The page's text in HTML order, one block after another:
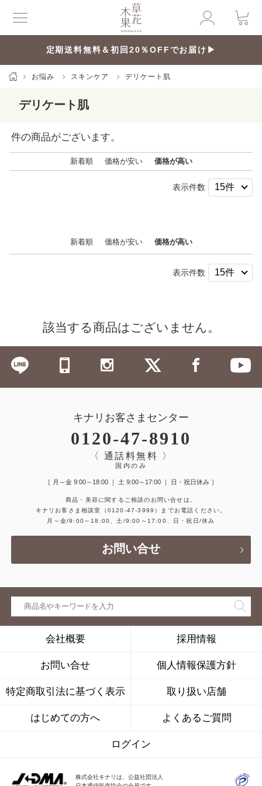
定期送料無料＆初回20％OFFでお届け▶
お悩み スキンケア デリケート肌
デリケート肌
件の商品がございます。
新着順 価格が安い 価格が高い
表示件数
新着順 価格が安い 価格が高い
表示件数
該当する商品はございません。
キナリお客さまセンター
0120-47-8910
〈 通話料無料 〉
国内のみ
［ 月～金 9:00～18:00 ｜ 土 9:00～17:00 ｜ 日・祝日休み ］
商品・美容に関するご相談のお問い合せは、
キナリお客さま相談室
（0120-47-3999）
までお電話ください。
月～金/9:00～18:00、土/9:00～17:00、日・祝日/休み
お問い合せ
会社概要 採用情報
お問い合せ 個人情報保護方針
特定商取引法に基づく表示 取り扱い店舗
はじめての方へ よくあるご質問
ログイン
株式会社キナリは、公益社団法人